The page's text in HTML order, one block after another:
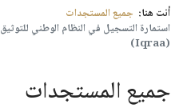
أنت هنا: جميع المستجدات
(Iqraa)
جميع المستجدات